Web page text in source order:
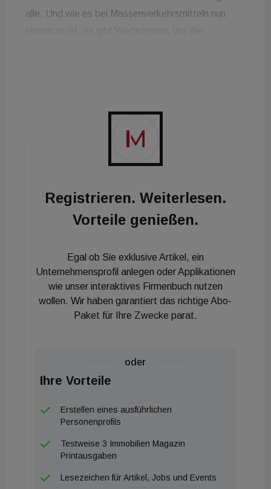
Registrieren. Weiterlesen.
Vorteile genießen.
Egal ob Sie exklusive Artikel, ein
Unternehmensprofil anlegen oder Applikationen
wie unser interaktives Firmenbuch nutzen
wollen. Wir haben garantiert das richtige Abo-
Paket für Ihre Zwecke parat.
oder
Ihre Vorteile
Erstellen eines ausführlichen
Personenprofils
Testweise 3 Immobilien Magazin
Printausgaben
Lesezeichen für Artikel, Jobs und Events